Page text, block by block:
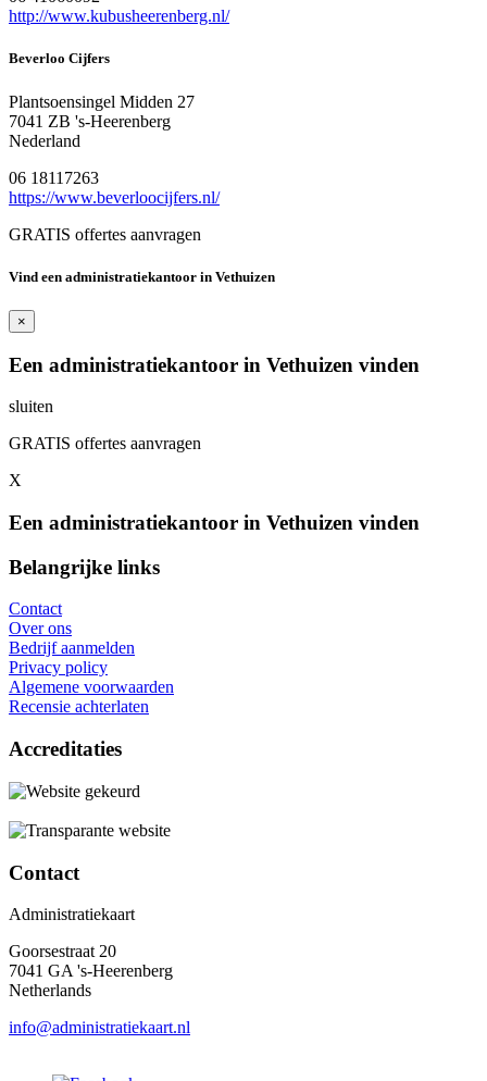
http://www.kubusheerenberg.nl/
Beverloo Cijfers
Plantsoensingel Midden 27
7041 ZB 's-Heerenberg
Nederland
06 18117263
https://www.beverloocijfers.nl/
GRATIS offertes aanvragen
Vind een administratiekantoor in Vethuizen
×
Een administratiekantoor in Vethuizen vinden
sluiten
GRATIS offertes aanvragen
X
Een administratiekantoor in Vethuizen vinden
Belangrijke links
Contact
Over ons
Bedrijf aanmelden
Privacy policy
Algemene voorwaarden
Recensie achterlaten
Accreditaties
Contact
Administratiekaart
Goorsestraat 20
7041 GA 's-Heerenberg
Netherlands
info@administratiekaart.nl